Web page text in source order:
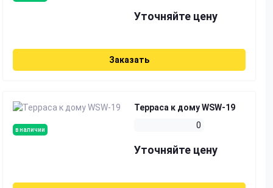
Уточняйте цену
Заказать
в наличии
Терраса к дому WSW-19
0
Уточняйте цену